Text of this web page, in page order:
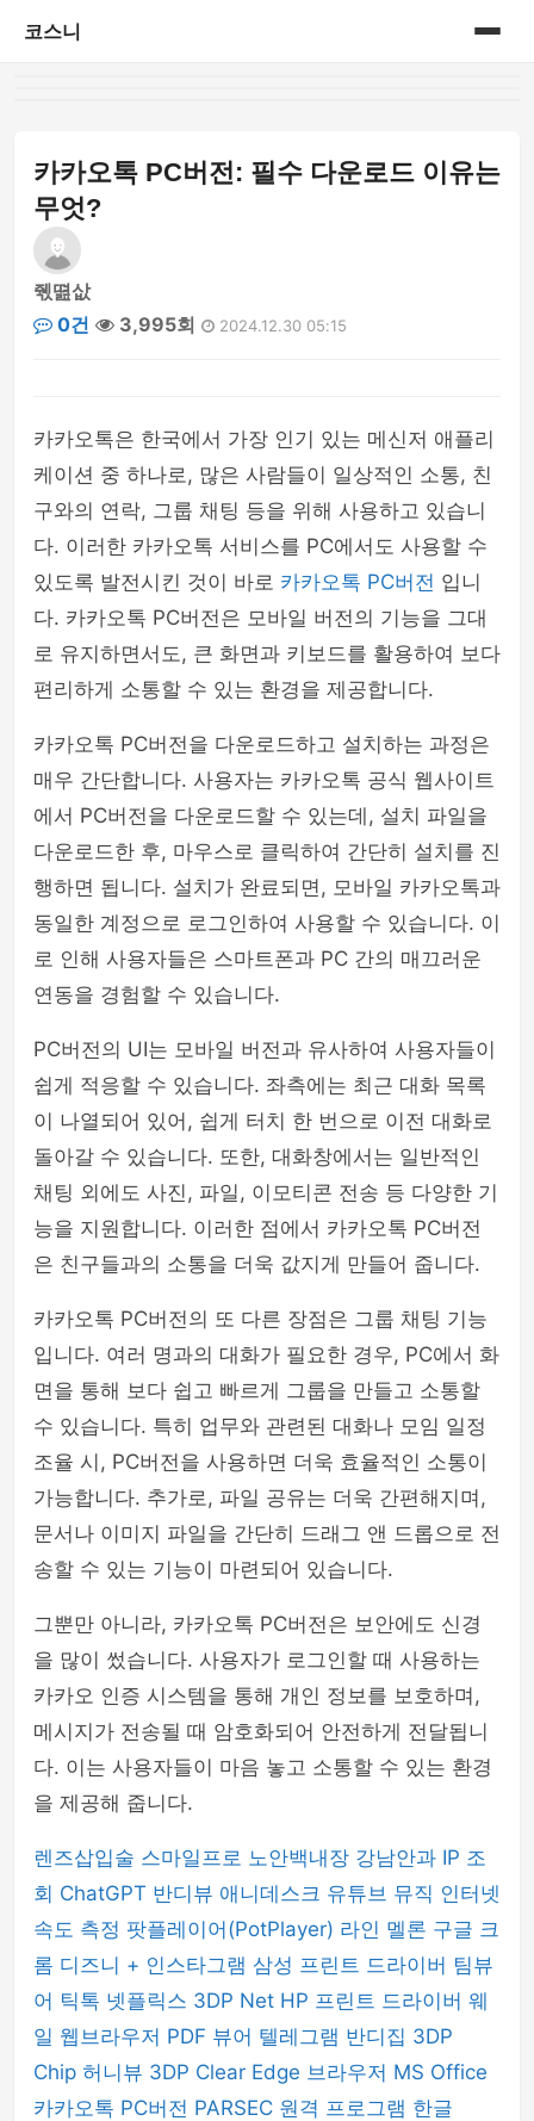
코스니
카카오톡 PC버전: 필수 다운로드 이유는
무엇?
줷뗦삾
0건
3,995회 2024.12.30 05:15
카카오톡은 한국에서 가장 인기 있는 메신저 애플리
케이션 중 하나로, 많은 사람들이 일상적인 소통, 친
구와의 연락, 그룹 채팅 등을 위해 사용하고 있습니
다. 이러한 카카오톡 서비스를 PC에서도 사용할 수
있도록 발전시킨 것이 바로 카카오톡 PC버전 입니
다. 카카오톡 PC버전은 모바일 버전의 기능을 그대
로 유지하면서도, 큰 화면과 키보드를 활용하여 보다
편리하게 소통할 수 있는 환경을 제공합니다.
카카오톡 PC버전을 다운로드하고 설치하는 과정은
매우 간단합니다. 사용자는 카카오톡 공식 웹사이트
에서 PC버전을 다운로드할 수 있는데, 설치 파일을
다운로드한 후, 마우스로 클릭하여 간단히 설치를 진
행하면 됩니다. 설치가 완료되면, 모바일 카카오톡과
동일한 계정으로 로그인하여 사용할 수 있습니다. 이
로 인해 사용자들은 스마트폰과 PC 간의 매끄러운
연동을 경험할 수 있습니다.
PC버전의 UI는 모바일 버전과 유사하여 사용자들이
쉽게 적응할 수 있습니다. 좌측에는 최근 대화 목록
이 나열되어 있어, 쉽게 터치 한 번으로 이전 대화로
돌아갈 수 있습니다. 또한, 대화창에서는 일반적인
채팅 외에도 사진, 파일, 이모티콘 전송 등 다양한 기
능을 지원합니다. 이러한 점에서 카카오톡 PC버전
은 친구들과의 소통을 더욱 값지게 만들어 줍니다.
카카오톡 PC버전의 또 다른 장점은 그룹 채팅 기능
입니다. 여러 명과의 대화가 필요한 경우, PC에서 화
면을 통해 보다 쉽고 빠르게 그룹을 만들고 소통할
수 있습니다. 특히 업무와 관련된 대화나 모임 일정
조율 시, PC버전을 사용하면 더욱 효율적인 소통이
가능합니다. 추가로, 파일 공유는 더욱 간편해지며,
문서나 이미지 파일을 간단히 드래그 앤 드롭으로 전
송할 수 있는 기능이 마련되어 있습니다.
그뿐만 아니라, 카카오톡 PC버전은 보안에도 신경
을 많이 썼습니다. 사용자가 로그인할 때 사용하는
카카오 인증 시스템을 통해 개인 정보를 보호하며,
메시지가 전송될 때 암호화되어 안전하게 전달됩니
다. 이는 사용자들이 마음 놓고 소통할 수 있는 환경
을 제공해 줍니다.
렌즈삽입술 스마일프로 노안백내장 강남안과 IP 조
회 ChatGPT 반디뷰 애니데스크 유튜브 뮤직 인터넷
속도 측정 팟플레이어(PotPlayer) 라인 멜론 구글 크
롬 디즈니 + 인스타그램 삼성 프린트 드라이버 팀뷰
어 틱톡 넷플릭스 3DP Net HP 프린트 드라이버 웨
일 웹브라우저 PDF 뷰어 텔레그램 반디집 3DP
Chip 허니뷰 3DP Clear Edge 브라우저 MS Office
카카오톡 PC버전 PARSEC 원격 프로그램 한글